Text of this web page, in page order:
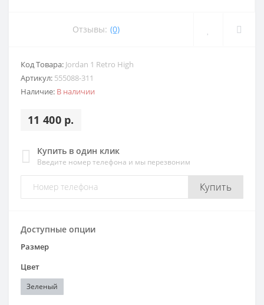
Отзывы: (0)
Код Товара: Jordan 1 Retro High
Артикул: 555088-311
Наличие: В наличии
11 400 р.
Купить в один клик
Введите номер телефона и мы перезвоним
Купить
Доступные опции
Размер
Цвет
Зеленый